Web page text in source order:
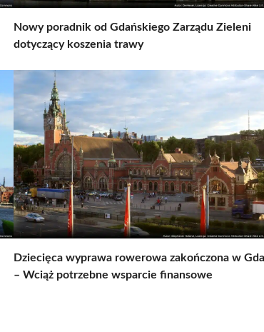
Nowy poradnik od Gdańskiego Zarządu Zieleni
dotyczący koszenia trawy
Dziecięca wyprawa rowerowa zakończona w
– Wciąż potrzebne wsparcie finansowe